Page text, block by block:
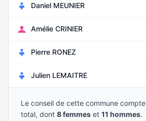
Daniel MEUNIER
Amélie CRINIER
Pierre RONEZ
Julien LEMAITRE
Le conseil de cette commune compte
total, dont 8 femmes et 11 hommes.